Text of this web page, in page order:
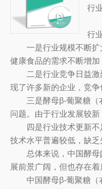
行
发
随
行
中
行
面
一是行业规模不断扩
健康食品的需求不断增
酐）行业也迎来了新的
聚糖（右旋糖酐）行业
二是行业竞争日益激
现了许多新的企业，竞
发新产品，投入大量的
以满足消费者的多样化需
三是酵母β-葡聚糖（
问题。由于行业发展较
品质量不一，难以做到
四是行业技术更新不
技术水平普遍较低，缺
总体来说，中国酵母
展前景广阔，但也存在
问题，需要行业管理部
中国酵母β-葡聚糖（